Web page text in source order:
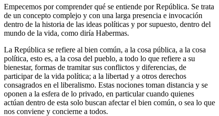
Empecemos por comprender qué se entiende por República. Se trata
de un concepto complejo y con una larga presencia e invocación
dentro de la historia de las ideas políticas y por supuesto, dentro del
mundo de la vida, como diría Habermas.
La República se refiere al bien común, a la cosa pública, a la cosa
política, esto es, a la cosa del pueblo, a todo lo que refiere a su
bienestar, formas de tramitar sus conflictos y diferencias, de
participar de la vida política; a la libertad y a otros derechos
consagrados en el liberalismo. Estas nociones toman distancia y se
oponen a la esfera de lo privado, en particular cuando quienes
actúan dentro de esta solo buscan afectar el bien común, o sea lo que
nos conviene y concierne a todos.